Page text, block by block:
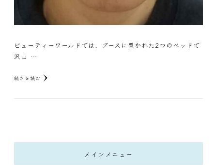
ビューティーワールドでは、ブースに置かれた2つのベッドで
沢山 …
続きを読む
メインメニュー